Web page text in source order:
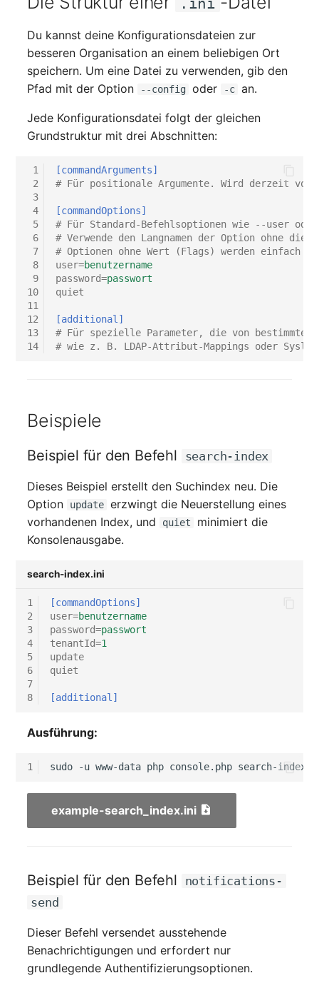
Release Notes 1.19
Release Notes 1.18
Release Notes 1.17
Release Notes 1.13
Release Notes 1.10
Changelog 21
Changelog 20
Changelogs 1.19.x
Changelogs 1.16.x
Changelogs 1.13.x
Changelogs 1.8.x
Controller
CPU
Dateizuweisung
Datenbanklinks
Datenbanktabelle
(zugewiesene Objekte)
DBMS Information
Formfaktor
Freigabe
Gastsysteme
Grafikkarte
Gruppenmitgliedschaft
Flugzeug
Gebäude
Host
Klimaanlage
Kryptokarte
Leerrohr
Personen
Personengruppen
Lebens und
Dokumentationszyklus
Referenzierungen
Benutzerdefinierte Zähler
IP Address Management
(IPAM)
Kabel-Patches und -wege
Passwörter verwalten
Prod→Test Datenbank-
Synchronisation
Standort-basierte
Benutzerrechte
Standorte
Switch Stacking
Variable Reports
Maintenance
Nagios
Relocate-CI
Replacement
Rights Documentation
SHD Connect
URL-Router
VIVA
VIVA2 (IT-
Report Views
Signal-Slot System
Dashboard Widget
Du kannst deine Konfigurationsdateien zur
besseren Organisation an einem beliebigen Ort
speichern. Um eine Datei zu verwenden, gib den
Pfad mit der Option
--config oder -c an.
Jede Konfigurationsdatei folgt der gleichen
Grundstruktur mit drei Abschnitten:
1
2
3
4
5
6
7
8
9
10
11
12
13
14
[commandArguments]
# Für positionale Argumente. Wird derzeit
[commandOptions]
# Für Standard-Befehlsoptionen wie --user
# Verwende den Langnamen der Option ohne
# Optionen ohne Wert (Flags) werden einfach
user=benutzername
password=passwort
quiet
[additional]
# Für spezielle Parameter, die von bestimmten
# wie z. B. LDAP-Attribut-Mappings oder
Beispiele
Beispiel für den Befehl search-index
Dieses Beispiel erstellt den Suchindex neu. Die
Option
update erzwingt die Neuerstellung eines
vorhandenen Index, und
quiet
minimiert die
Konsolenausgabe.
search-index.ini
1
2
3
4
5
6
7
8
[commandOptions]
user=benutzername
password=passwort
tenantId=1
update
quiet
[additional]
Ausführung:
1 sudo -u www-data php console.php search-index
example-search_index.ini
Beispiel für den Befehl
notifications-
send
Dieser Befehl versendet ausstehende
Benachrichtigungen und erfordert nur
grundlegende Authentifizierungsoptionen.